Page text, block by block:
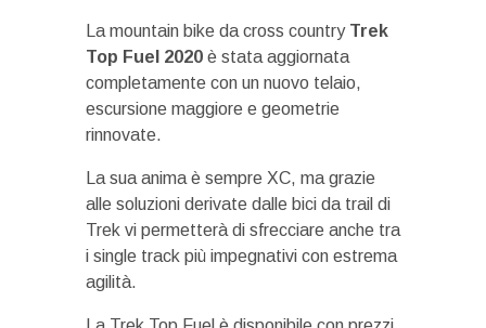
La mountain bike da cross country Trek
Top Fuel 2020 è stata aggiornata
completamente con un nuovo telaio,
escursione maggiore e geometrie
rinnovate.
La sua anima è sempre XC, ma grazie
alle soluzioni derivate dalle bici da trail di
Trek vi permetterà di sfrecciare anche tra
i single track più impegnativi con estrema
agilità.